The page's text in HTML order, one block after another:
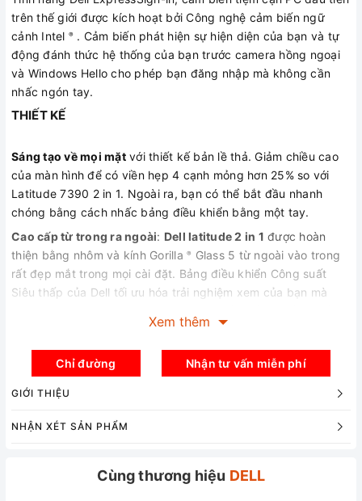
trên thế giới được kích hoạt bởi Công nghệ cảm biến ngữ
cảnh Intel ® . Cảm biến phát hiện sự hiện diện của bạn và tự
động đánh thức hệ thống của bạn trước camera hồng ngoại
và Windows Hello cho phép bạn đăng nhập mà không cần
nhấc ngón tay.
THIẾT KẾ
Sáng tạo về mọi mặtvới thiết kế bản lề thả. Giảm chiều cao
của màn hình để có viền hẹp 4 cạnh mỏng hơn 25% so với
Latitude 7390 2 in 1. Ngoài ra, bạn có thể bắt đầu nhanh
chóng bằng cách nhấc bảng điều khiển bằng một tay.
Cao cấp từ trong ra ngoài: Dell latitude 2 in 1 được hoàn
thiện bằng nhôm và kính Gorilla ®
Glass 5 từ ngoài vào trong
rất đẹp mắt trong mọi cài đặt. Bảng điều khiển Công suất
Siêu thấp của Dell tối ưu hóa trải nghiệm xem của bạn mà
chống nhòe cho phép bạn xem màn hình của mình dưới mọi
ánh sáng.
MÀN HÌNH
Một góc nhìn không thể tuyệt vời hơn
Xem thêm
Chỉ đường Nhận tư vấn miễn phí
GIỚI THIỆU
NHẬN XÉT SẢN PHẨM
Cùng thương hiệu DELL